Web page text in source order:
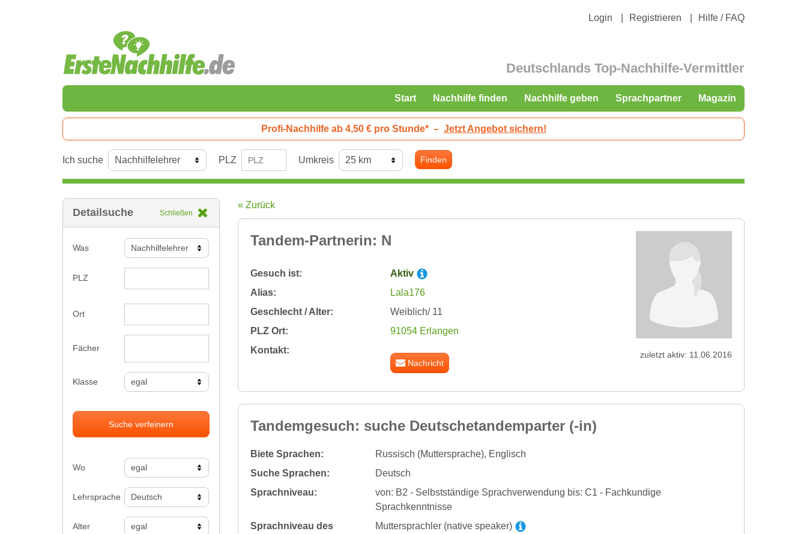
Login Registrieren Hilfe / FAQ
Deutschlands Top-Nachhilfe-Vermittler
Start Nachhilfe finden Nachhilfe geben Sprachpartner Magazin
Profi-Nachhilfe ab 4,50 € pro Stunde* – Jetzt Angebot sichern!
Ich suche PLZ Umkreis Finden
Detailsuche Schließen
Was
PLZ
Ort
Fächer
Klasse
Suche verfeinern
Wo
Lehrsprache
Alter
« Zurück
Tandem-Partnerin: N
Gesuch ist:
Aktiv
Alias:
Lala176
Geschlecht / Alter:
Weiblich/ 11
PLZ Ort:
91054 Erlangen
Kontakt:
Nachricht
zuletzt aktiv: 11.06.2016
Tandemgesuch: suche Deutschetandemparter (-in)
Biete Sprachen:
Russisch (Muttersprache), Englisch
Suche Sprachen:
Deutsch
Sprachniveau:
von: B2 - Selbstständige Sprachverwendung bis: C1 - Fachkundige
Sprachkenntnisse
Sprachniveau des
Muttersprachler (native speaker)